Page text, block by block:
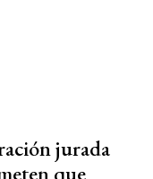
jurada
que